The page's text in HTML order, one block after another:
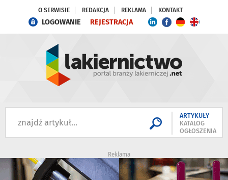
O SERWISIE REDAKCJA REKLAMA KONTAKT
LOGOWANIE REJESTRACJA
ARTYKUŁY
KATALOG
OGŁOSZENIA
Reklama